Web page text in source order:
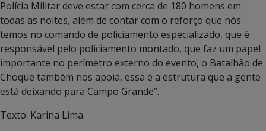
Polícia Militar deve estar com cerca de 180 homens em
todas as noites, além de contar com o reforço que nós
temos no comando de policiamento especializado, que é
responsável pelo policiamento montado, que faz um papel
importante no perímetro externo do evento, o Batalhão de
Choque também nos apoia, essa é a estrutura que a gente
está deixando para Campo Grande”.
Texto: Karina Lima